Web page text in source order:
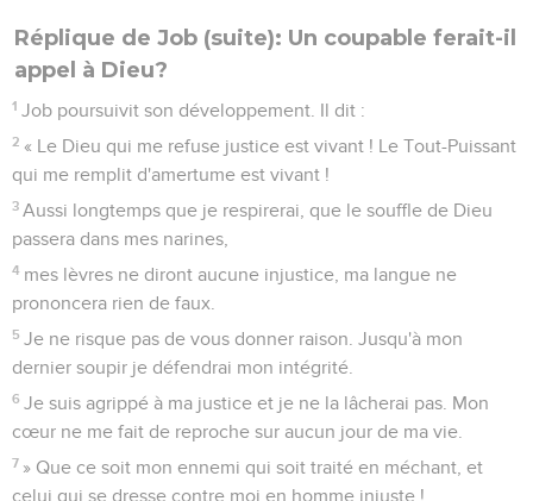
Réplique de Job (suite): Un coupable ferait-il
appel à Dieu?
1 Job poursuivit son développement. Il dit :
2 « Le Dieu qui me refuse justice est vivant ! Le Tout-Puissant
qui me remplit d'amertume est vivant !
3 Aussi longtemps que je respirerai, que le souffle de Dieu
passera dans mes narines,
4 mes lèvres ne diront aucune injustice, ma langue ne
prononcera rien de faux.
5 Je ne risque pas de vous donner raison. Jusqu'à mon
dernier soupir je défendrai mon intégrité.
6 Je suis agrippé à ma justice et je ne la lâcherai pas. Mon
cœur ne me fait de reproche sur aucun jour de ma vie.
7 » Que ce soit mon ennemi qui soit traité en méchant, et
celui qui se dresse contre moi en homme injuste !